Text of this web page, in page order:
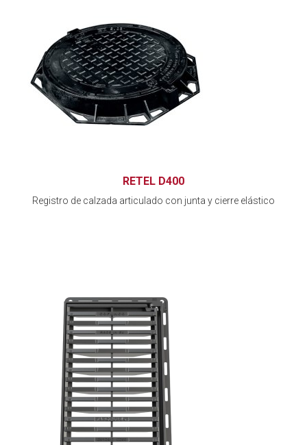
RETEL D400
Registro de calzada articulado con junta y cierre elástico